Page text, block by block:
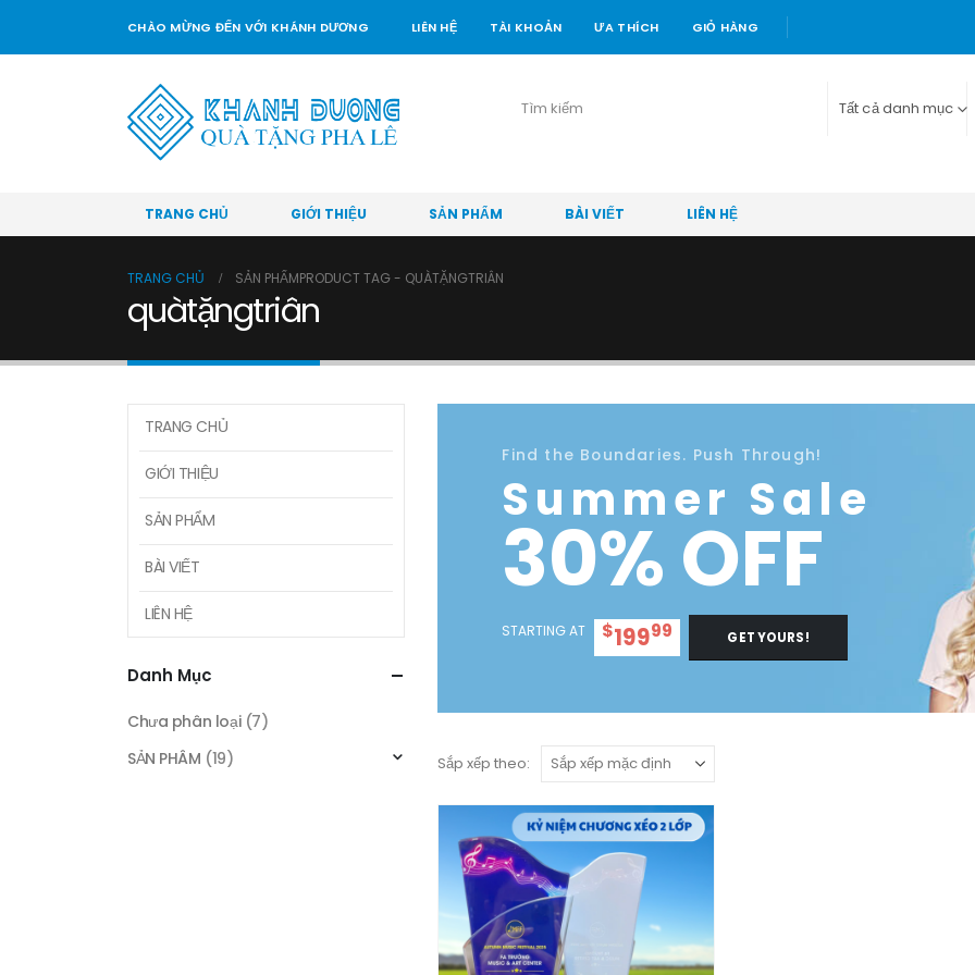
CHÀO MỪNG ĐẾN VỚI KHÁNH DƯƠNG LIÊN HỆ TÀI KHOẢN ƯA THÍCH GIỎ HÀNG
Tất cả danh mục
TRANG CHỦ GIỚI THIỆU SẢN PHẨM BÀI VIẾT LIÊN HỆ
TRANG CHỦ SẢN PHẨMPRODUCT TAG - QUÀTẶNGTRIÂN
quàtặngtriân
Find the Boundaries. Push Through!
Summer Sale
30% OFF
STARTING AT $19999 GET YOURS!
Sắp xếp theo:
TRANG CHỦ
GIỚI THIỆU
SẢN PHẨM
BÀI VIẾT
LIÊN HỆ
Danh Mục
Chưa phân loại (7)
SẢN PHÂM (19)